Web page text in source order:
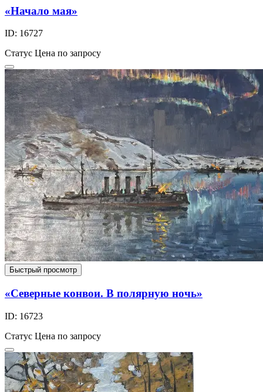
«Начало мая»
ID: 16727
Статус Цена по запросу
Быстрый просмотр
«Северные конвои. В полярную ночь»
ID: 16723
Статус Цена по запросу